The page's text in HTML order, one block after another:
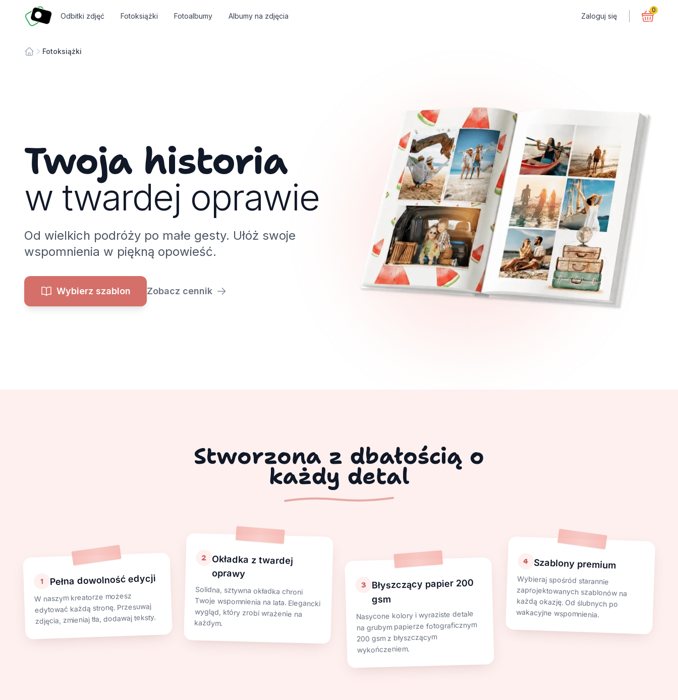
Fotosmart
Odbitki zdjęć Fotoksiążki Fotoalbumy Albumy na zdjęcia Zaloguj się
0
Fotoksiążki
Twoja historia
w twardej oprawie
Od wielkich podróży po małe gesty. Ułóż swoje
wspomnienia w piękną opowieść.
Wybierz szablon Zobacz cennik
Stworzona z dbałością o
każdy detal
1 Pełna dowolność edycji
W naszym kreatorze możesz
edytować każdą stronę. Przesuwaj
zdjęcia, zmieniaj tła, dodawaj teksty.
2 Okładka z twardej
oprawy
Solidna, sztywna okładka chroni
Twoje wspomnienia na lata. Elegancki
wygląd, który zrobi wrażenie na
każdym.
3 Błyszczący papier 200
gsm
Nasycone kolory i wyraziste detale
na grubym papierze fotograficznym
200 gsm z błyszczącym
wykończeniem.
4 Szablony premium
Wybieraj spośród starannie
zaprojektowanych szablonów na
każdą okazję. Od ślubnych po
wakacyjne wspomnienia.